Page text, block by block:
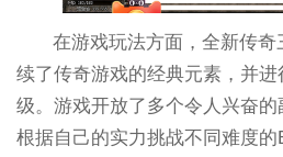
在游戏玩法方面，全新传
续了传奇游戏的经典元素，并
级。游戏开放了多个令人兴奋
根据自己的实力挑战不同难度